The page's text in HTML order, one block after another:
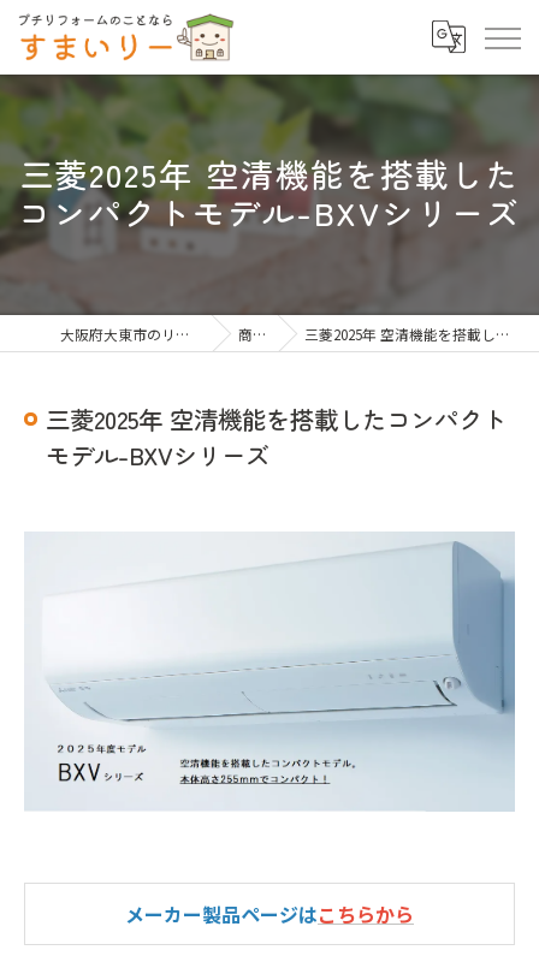
三菱2025年 空清機能を搭載した
コンパクトモデル-BXVシリーズ
大阪府大東市のリフォームならすまいりー 商品一覧 三菱2025年 空清機能を搭載したコンパクトモデル-BXVシリーズ
三菱2025年 空清機能を搭載したコンパクト
モデル-BXVシリーズ
メーカー製品ページはこちらから